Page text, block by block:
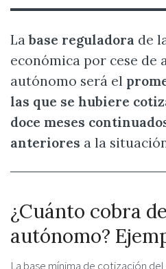
Labase reguladora de
económica por cese de
autónomo será el
las que se hubiere
doce meses
anteriores a la
¿Cuánto cobra
autónomo?
La base mínima de cotización